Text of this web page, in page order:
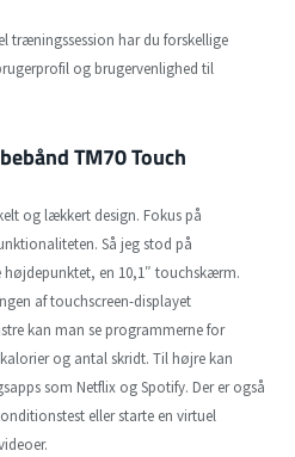
træningssession har du forskellige
og brugervenlighed til
TM70 Touch
og lækkert design. Fokus på
Så jeg stod på
en 10,1″ touchskærm.
af ​​touchscreen-displayet
kan man se programmerne for
og antal skridt. Til højre kan
som Netflix og Spotify. Der er også
eller starte en virtuel